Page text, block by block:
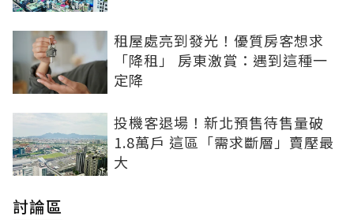
租屋處亮到發光！優質房客想求
「降租」 房東激賞：遇到這種一
定降
投機客退場！新北預售待售量破
1.8萬戶 這區「需求斷層」賣壓最
大
討論區